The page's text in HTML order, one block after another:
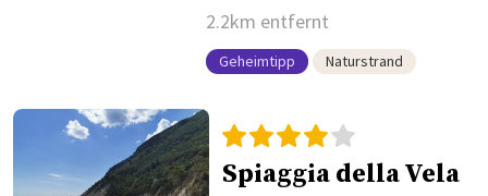
2.2km entfernt
Geheimtipp Naturstrand
Spiaggia della Vela